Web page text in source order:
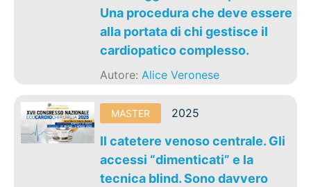
Una procedura che deve essere
alla portata di chi gestisce il
cardiopatico complesso.
Autore:Alice Veronese
MASTER 2025
Il catetere venoso centrale. Gli
accessi “dimenticati” e la
tecnica blind. Sono davvero